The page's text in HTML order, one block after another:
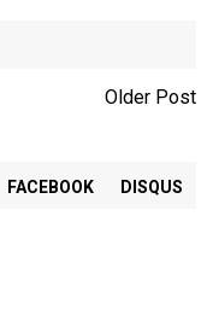
Older Post
FACEBOOK DISQUS